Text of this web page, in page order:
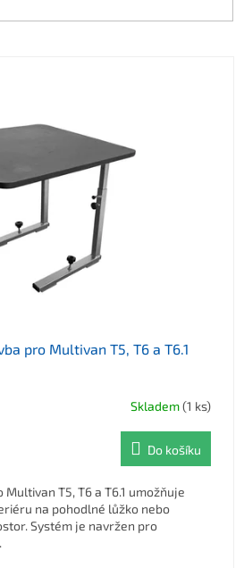
pro Multivan T5, T6 a T6.1
Skladem(1 ks)
Do košíku
T5, T6 a T6.1 umožňuje
na pohodlné lůžko nebo
Systém je navržen pro